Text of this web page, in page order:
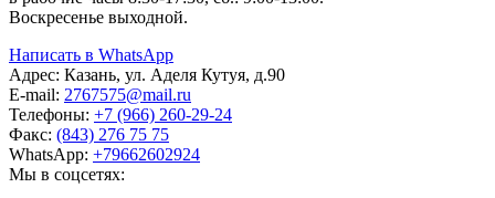
Воскресенье выходной.
Написать в WhatsApp
Адрес: Казань, ул. Аделя Кутуя, д.90
E-mail: 2767575@mail.ru
Телефоны: +7 (966) 260-29-24
Факс: (843) 276 75 75
WhatsApp: +79662602924
Мы в соцсетях: